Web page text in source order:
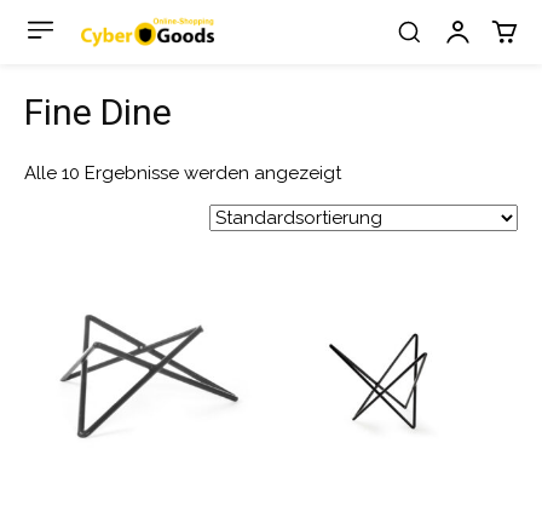
Fine Dine
Alle 10 Ergebnisse werden angezeigt